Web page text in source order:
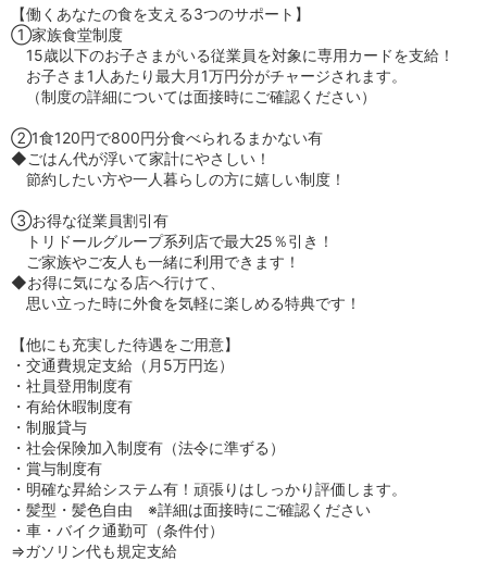
【働くあなたの食を支える3つのサポート】
①家族食堂制度
15歳以下のお子さまがいる従業員を対象に専用カードを支給！
お子さま1人あたり最大月1万円分がチャージされます。
（制度の詳細については面接時にご確認ください）
②1食120円で800円分食べられるまかない有
◆ごはん代が浮いて家計にやさしい！
節約したい方や一人暮らしの方に嬉しい制度！
③お得な従業員割引有
トリドールグループ系列店で最大25％引き！
ご家族やご友人も一緒に利用できます！
◆お得に気になる店へ行けて、
思い立った時に外食を気軽に楽しめる特典です！
【他にも充実した待遇をご用意】
・交通費規定支給（月5万円迄）
・社員登用制度有
・有給休暇制度有
・制服貸与
・社会保険加入制度有（法令に準ずる）
・賞与制度有
・明確な昇給システム有！頑張りはしっかり評価します。
・髪型・髪色自由 ※詳細は面接時にご確認ください
・車・バイク通勤可（条件付）
⇒ガソリン代も規定支給